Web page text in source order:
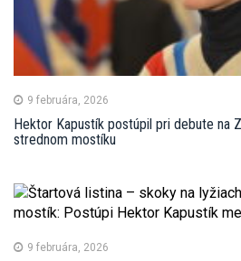
9 februára, 2026
Hektor Kapustík postúpil pri debute na
strednom mostíku
9 februára, 2026